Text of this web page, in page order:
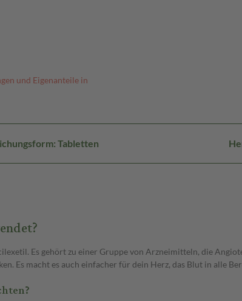
und Eigenanteile in
Tabletten
Es gehört zu einer Gruppe von Arzneimitteln, die
Es macht es auch einfacher für dein Herz, das Blut in alle